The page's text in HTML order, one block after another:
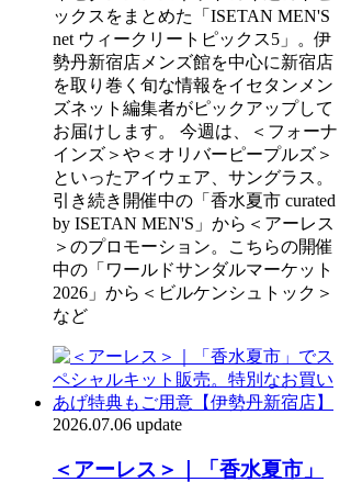
ックスをまとめた「ISETAN MEN'S
net ウィークリートピックス5」。伊
勢丹新宿店メンズ館を中心に新宿店
を取り巻く旬な情報をイセタンメン
ズネット編集者がピックアップして
お届けします。 今週は、＜フォーナ
インズ＞や＜オリバーピープルズ＞
といったアイウェア、サングラス。
引き続き開催中の「香水夏市 curated
by ISETAN MEN'S」から＜アーレス
＞のプロモーション。こちらの開催
中の「ワールドサンダルマーケット
2026」から＜ビルケンシュトック＞
など
2026.07.06 update
＜アーレス＞｜「香水夏市」